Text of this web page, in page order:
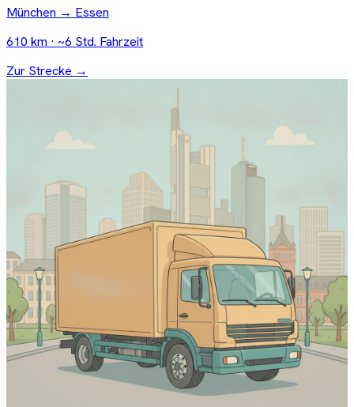
München → Essen
610 km · ~6 Std. Fahrzeit
Zur Strecke →